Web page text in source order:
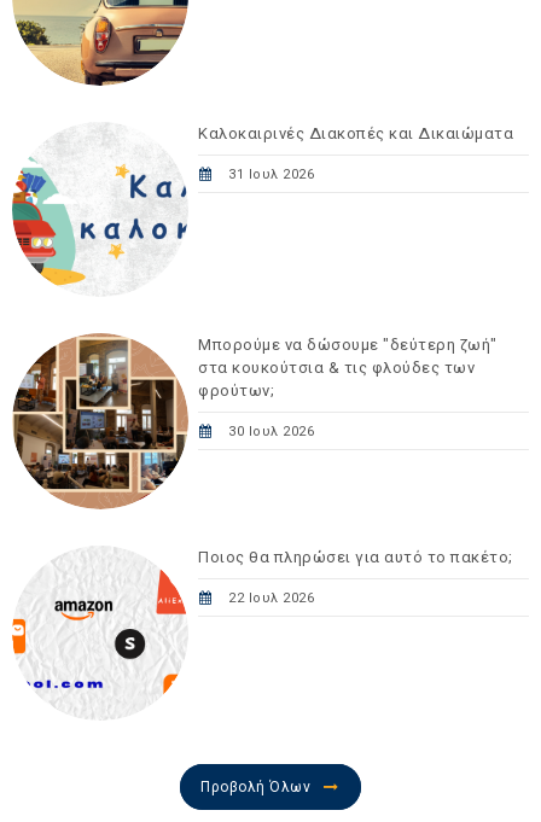
Καλοκαιρινές Διακοπές και Δικαιώματα
31 Ιουλ 2026
Μπορούμε να δώσουμε "δεύτερη ζωή"
στα κουκούτσια & τις φλούδες των
φρούτων;
30 Ιουλ 2026
Ποιος θα πληρώσει για αυτό το πακέτο;
22 Ιουλ 2026
Προβολή Όλων